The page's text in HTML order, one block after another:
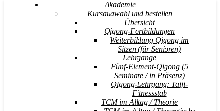
Akademie
Kursauawahl und bestellen
Übersicht
Qigong-Fortbildungen
Weiterbildung Qigong im
Sitzen (für Senioren)
Lehrgänge
Fünf-Element-Qigong (5
Seminare / in Präsenz)
Qigong-Lehrgang: Taiji-
Fitnessstab
TCM im Alltag / Theorie